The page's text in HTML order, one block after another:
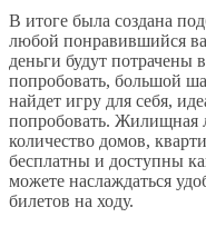
В итоге была создана
любой понравившийся
деньги будут потрачены
попробовать, большой
найдет игру для себя,
попробовать. Жилищная
количество домов,
бесплатны и доступны
можете наслаждаться
билетов на ходу.